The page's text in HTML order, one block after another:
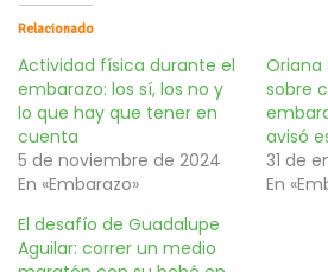
Relacionado
Actividad física durante el
embarazo: los sí, los no y
lo que hay que tener en
cuenta
5 de noviembre de 2024
En «Embarazo»
Oriana
sobre
avisó
31 de
En
El desafío de Guadalupe
Aguilar: correr un medio